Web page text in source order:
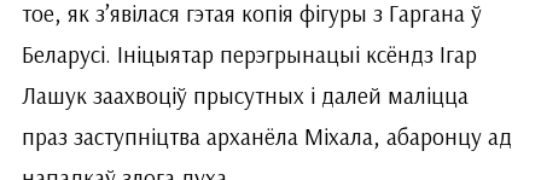
тое, як з’явілася гэтая копія фігуры з Гаргана ў
Беларусі. Ініцыятар перэгрынацыі ксёндз Ігар
Лашук заахвоціў прысутных і далей маліцца
праз заступніцтва арханёла Міхала, абаронцу ад